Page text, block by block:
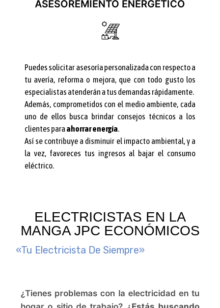
ASESOREMIENTO ENERGÉTICO
Puedes solicitar asesoría personalizada con respecto a
tu avería, reforma o mejora, que con todo gusto los
especialistas atenderán a tus demandas rápidamente.
Además, comprometidos con el medio ambiente, cada
uno de ellos busca brindar consejos técnicos a los
clientes para ahorrar energía.
Así se contribuye a disminuir el impacto ambiental, y a
la vez, favoreces tus ingresos al bajar el consumo
eléctrico.
ELECTRICISTAS EN LA
MANGA JPC ECONÓMICOS
«Tu Electricista De Siempre»
¿Tienes problemas con la electricidad en tu